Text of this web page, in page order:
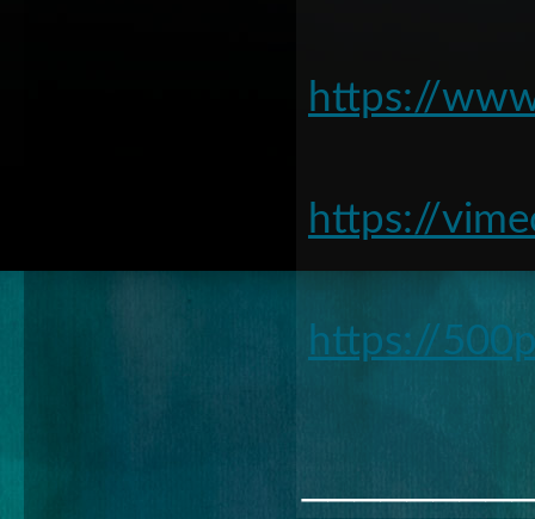
https://
https://
https://